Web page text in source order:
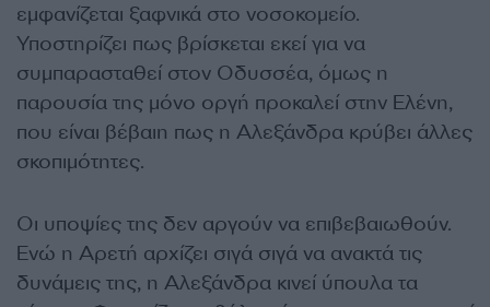
εμφανίζεται ξαφνικά στο νοσοκομείο.
Υποστηρίζει πως βρίσκεται εκεί για να
συμπαρασταθεί στον Οδυσσέα, όμως η
παρουσία της μόνο οργή προκαλεί στην Ελένη,
που είναι βέβαιη πως η Αλεξάνδρα κρύβει άλλες
σκοπιμότητες.
Οι υποψίες της δεν αργούν να επιβεβαιωθούν.
Ενώ η Αρετή αρχίζει σιγά σιγά να ανακτά τις
δυνάμεις της, η Αλεξάνδρα κινεί ύπουλα τα